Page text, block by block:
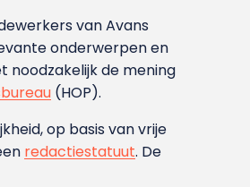
van Avans
onderwerpen en
noodzakelijk de mening
(HOP).
op basis van vrije
redactiestatuut. De